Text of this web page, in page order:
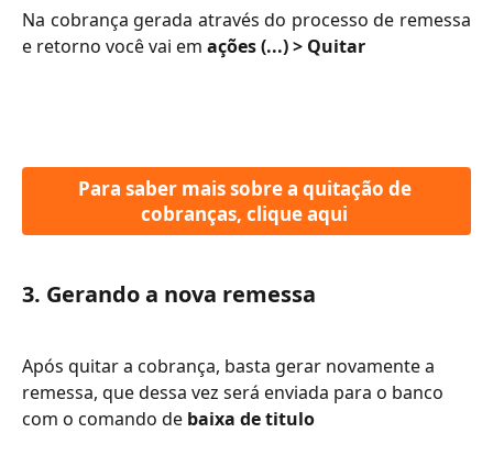
Na cobrança gerada através do processo de remessa
e retorno você vai em ações (...) > Quitar
Para saber mais sobre a quitação de
cobranças, clique aqui
3. Gerando a nova remessa
Após quitar a cobrança, basta gerar novamente a
remessa, que dessa vez será enviada para o banco
com o comando de baixa de titulo